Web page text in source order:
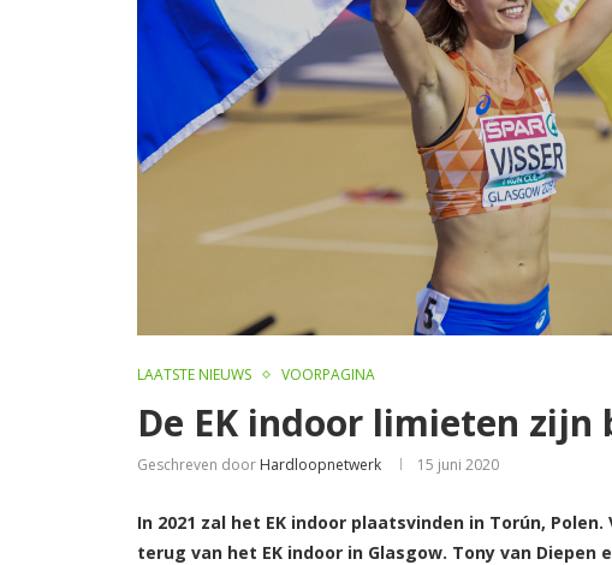
LAATSTE NIEUWS VOORPAGINA
De EK indoor limieten zijn
Geschreven door Hardloopnetwerk 15 juni 2020
In 2021 zal het EK indoor plaatsvinden in Torún,
terug van het EK indoor in Glasgow. Tony van Diepen